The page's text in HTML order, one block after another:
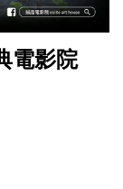
電影院